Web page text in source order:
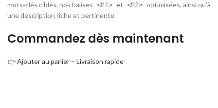
mots‑clés ciblés, nos balises <h1> et <h2> optimisées, ainsi qu’à
une description riche et pertinente.
Commandez dès maintenant
👉 Ajouter au panier – Livraison rapide